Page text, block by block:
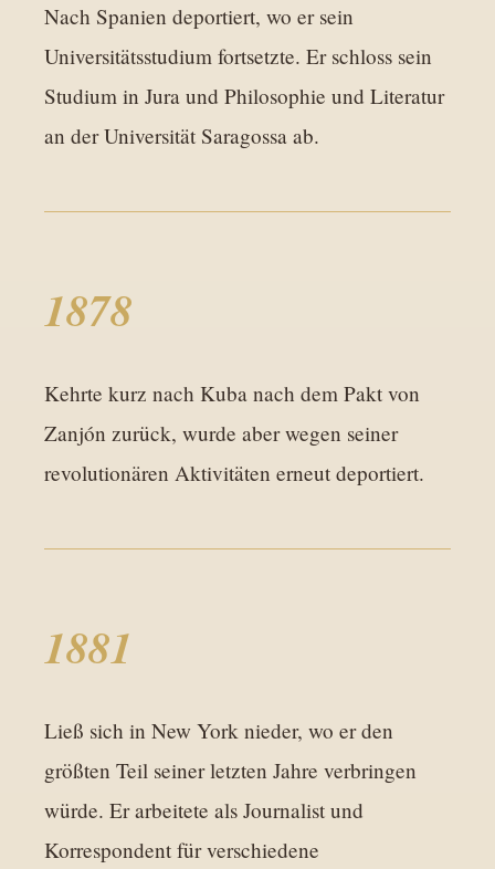
Nach Spanien deportiert, wo er sein
Universitätsstudium fortsetzte. Er schloss sein
Studium in Jura und Philosophie und Literatur
an der Universität Saragossa ab.
1878
Kehrte kurz nach Kuba nach dem Pakt von
Zanjón zurück, wurde aber wegen seiner
revolutionären Aktivitäten erneut deportiert.
1881
Ließ sich in New York nieder, wo er den
größten Teil seiner letzten Jahre verbringen
würde. Er arbeitete als Journalist und
Korrespondent für verschiedene